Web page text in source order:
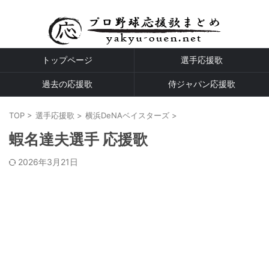
トップページ 選手応援歌
過去の応援歌 侍ジャパン応援歌
TOP > 選手応援歌 > 横浜DeNAベイスターズ >
蝦名達夫選手 応援歌
2026年3月21日